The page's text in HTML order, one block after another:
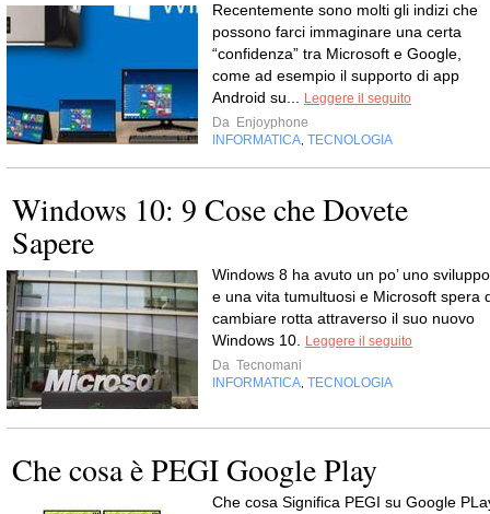
Recentemente sono molti gli indizi che
possono farci immaginare una certa
“confidenza” tra Microsoft e Google,
come ad esempio il supporto di app
Android su...
Leggere il seguito
Da Enjoyphone
INFORMATICA TECNOLOGIA
Windows 10: 9 Cose che Dovete
Sapere
Windows 8 ha avuto un po’ uno sviluppo
e una vita tumultuosi e Microsoft spera
cambiare rotta attraverso il suo nuovo
Windows 10.
Leggere il seguito
Da Tecnomani
INFORMATICA TECNOLOGIA
Che cosa è PEGI Google Play
Che cosa Significa PEGI su Google